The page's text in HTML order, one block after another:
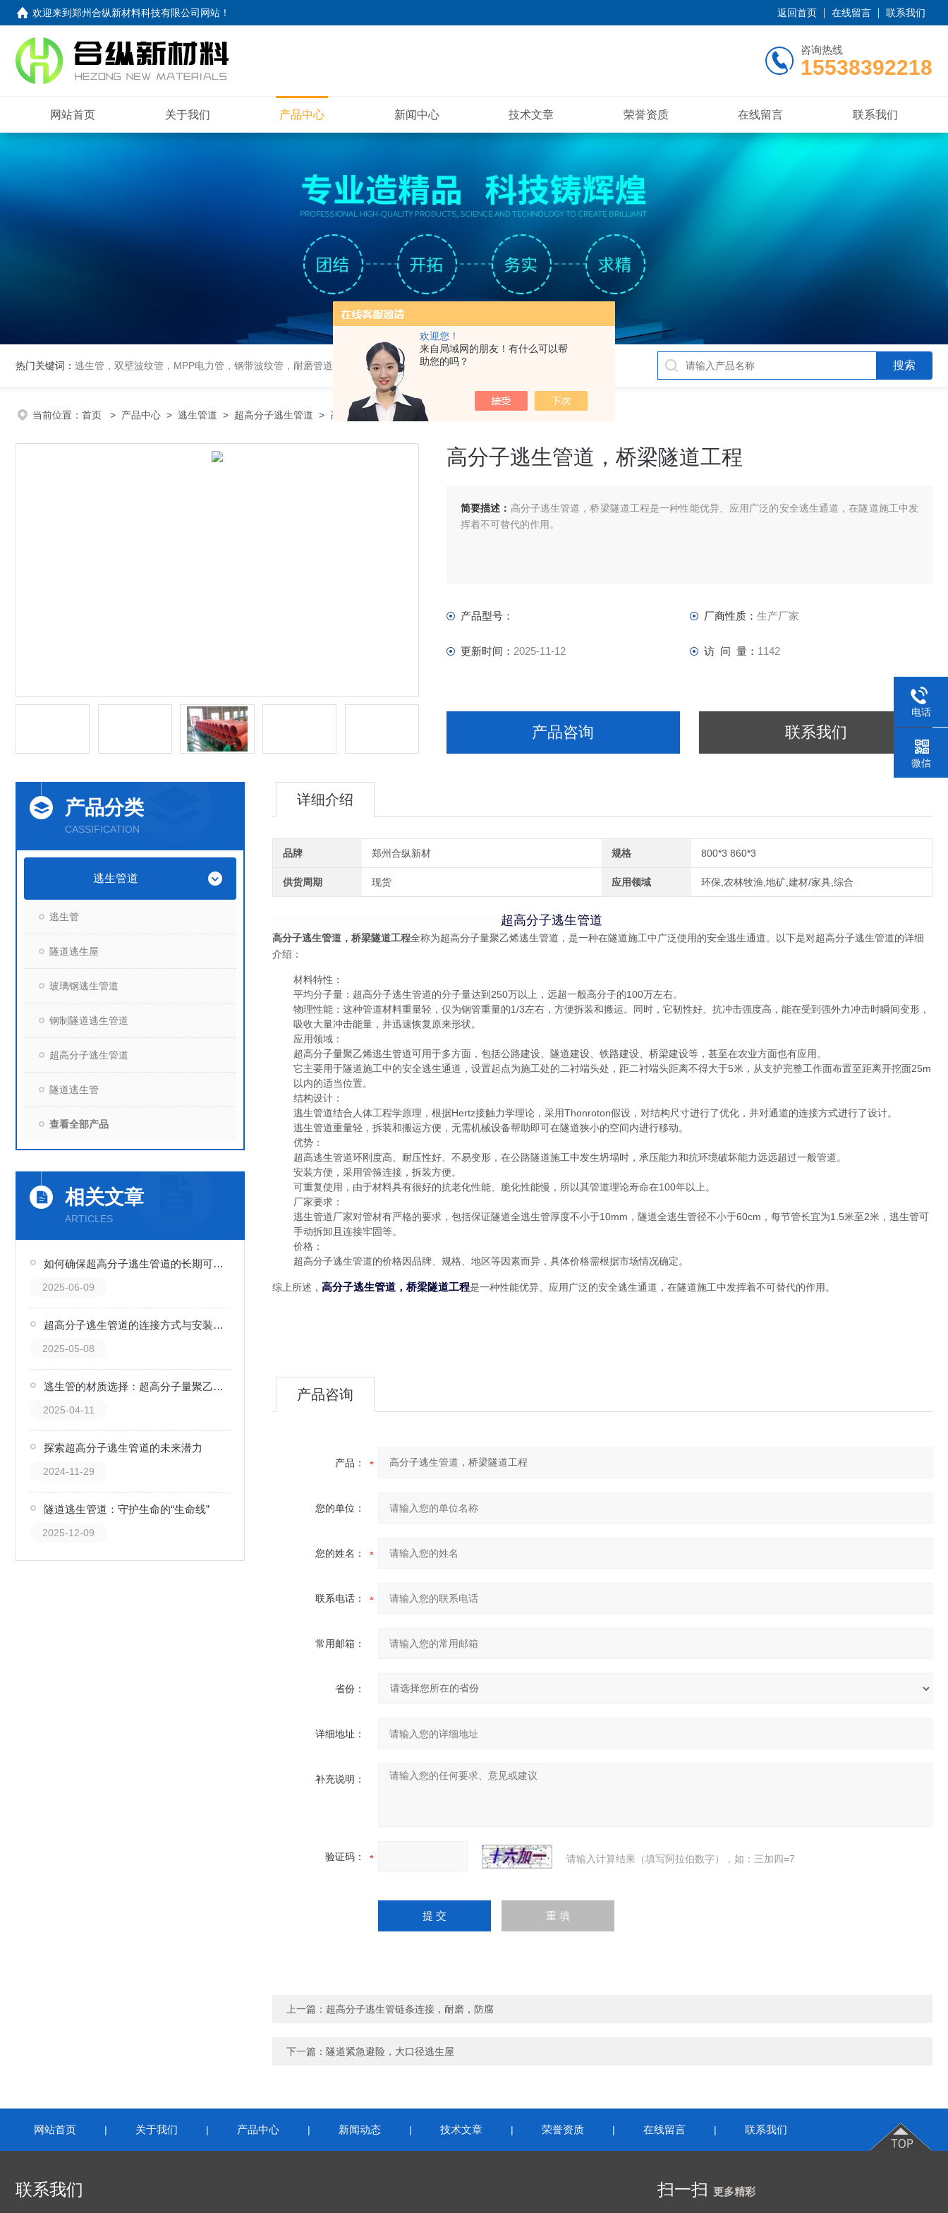
欢迎您！
来自局域网的朋友！有什么可以帮
助您的吗？
欢迎来到郑州合纵新材料科技有限公司网站 ！ 返回首页 在线留言 联系我们
咨询热线
15538392218
网站首页 关于我们 产品中心 新闻中心 技术文章 荣誉资质 在线留言 联系我们
热门关键词： 逃生管，双壁波纹管，MPP电力管，钢带波纹管，耐磨管道,衬塑钢管,钢衬塑管,钢衬四氟管,超高分子量聚乙烯管,超高管
当前位置： 首页 > 产品中心 > 逃生管道 > 超高分子逃生管道 > 高分子逃生管道，桥梁隧道工程
高分子逃生管道，桥梁隧道工程
简要描述： 高分子逃生管道，桥梁隧道工程是一种性能优异、应用广泛的安全逃生通道，在隧道施工中发
挥着不可替代的作用。
产品型号： 厂商性质： 生产厂家
更新时间： 2025-11-12 访 问 量： 1142
产品咨询 联系我们
详细介绍
品牌 郑州合纵新材 规格 800*3 860*3
供货周期 现货 应用领域 环保,农林牧渔,地矿,建材/家具,综合
超高分子逃生管道
高分子逃生管道，桥梁隧道工程全称为超高分子量聚乙烯逃生管道，是一种在隧道施工中广泛使用的安全逃生通道。以下是对超高分子逃生管道的详细
介绍：
材料特性：
平均分子量：超高分子逃生管道的分子量达到250万以上，远超一般高分子的100万左右。
物理性能：这种管道材料重量轻，仅为钢管重量的1/3左右，方便拆装和搬运。同时，它韧性好、抗冲击强度高，能在受到强外力冲击时瞬间变形，
吸收大量冲击能量，并迅速恢复原来形状。
应用领域：
超高分子量聚乙烯逃生管道可用于多方面，包括公路建设、隧道建设、铁路建设、桥梁建设等，甚至在农业方面也有应用。
它主要用于隧道施工中的安全逃生通道，设置起点为施工处的二衬端头处，距二衬端头距离不得大于5米，从支护完整工作面布置至距离开挖面25m
以内的适当位置。
结构设计：
逃生管道结合人体工程学原理，根据Hertz接触力学理论，采用Thonroton假设，对结构尺寸进行了优化，并对通道的连接方式进行了设计。
逃生管道重量轻，拆装和搬运方便，无需机械设备帮助即可在隧道狭小的空间内进行移动。
优势：
超高逃生管道环刚度高、耐压性好、不易变形，在公路隧道施工中发生坍塌时，承压能力和抗环境破坏能力远远超过一般管道。
安装方便，采用管箍连接，拆装方便。
可重复使用，由于材料具有很好的抗老化性能、脆化性能慢，所以其管道理论寿命在100年以上。
厂家要求：
逃生管道厂家对管材有严格的要求，包括保证隧道全逃生管厚度不小于10mm，隧道全逃生管径不小于60cm，每节管长宜为1.5米至2米，逃生管可
手动拆卸且连接牢固等。
价格：
超高分子逃生管道的价格因品牌、规格、地区等因素而异，具体价格需根据市场情况确定。
综上所述， 高分子逃生管道，桥梁隧道工程是一种性能优异、应用广泛的安全逃生通道，在隧道施工中发挥着不可替代的作用。
产品咨询
产品：
您的单位：
您的姓名：
联系电话：
常用邮箱：
省份：
详细地址：
补充说明：
验证码： 请输入计算结果（填写阿拉伯数字），如：三加四=7
上一篇： 超高分子逃生管链条连接，耐磨，防腐
下一篇： 隧道紧急避险，大口径逃生屋
产品分类
CASSIFICATION
逃生管道
逃生管
隧道逃生屋
玻璃钢逃生管道
钢制隧道逃生管道
超高分子逃生管道
隧道逃生管
查看全部产品
相关文章
ARTICLES
如何确保超高分子逃生管道的长期可靠性？安装与维护关键点
2025-06-09
超高分子逃生管道的连接方式与安装技巧
2025-05-08
逃生管的材质选择：超高分子量聚乙烯的优势
2025-04-11
探索超高分子逃生管道的未来潜力
2024-11-29
隧道逃生管道：守护生命的“生命线”
2025-12-09
网站首页 | 关于我们 | 产品中心 | 新闻动态 | 技术文章 | 荣誉资质 | 在线留言 | 联系我们
联系我们 扫一扫 更多精彩
电话
微信